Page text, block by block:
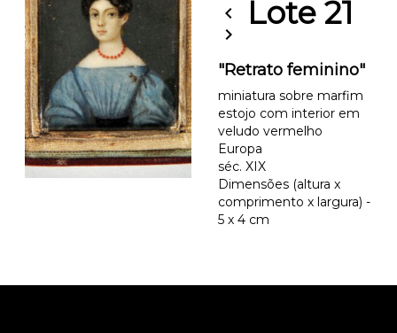
chevron_left Lote 21
chevron_right
"Retrato feminino"
miniatura sobre marfim
estojo com interior em
veludo vermelho
Europa
séc. XIX
Dimensões (altura x
comprimento x largura) -
5 x 4 cm